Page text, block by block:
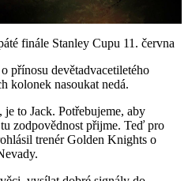
Video
finále Stanley Cupu 11. června
přínosu devětadvacetiletého
kolonek nasoukat nedá.
to Jack. Potřebujeme, aby
zodpovědnost přijme. Teď pro
trenér Golden Knights o